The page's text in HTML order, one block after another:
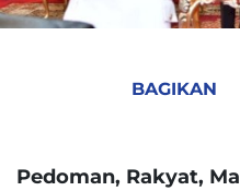
BAGIKAN
Pedoman, Rakyat,